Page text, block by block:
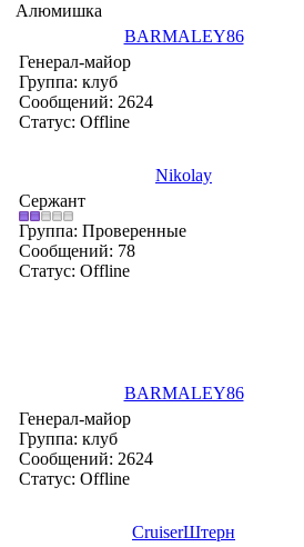
Алюмишка
BARMALEY86
Генерал-майор
Группа: клуб
Сообщений: 2624
Статус: Offline
Nikolay
Сержант
Группа: Проверенные
Сообщений: 78
Статус: Offline
BARMALEY86
Генерал-майор
Группа: клуб
Сообщений: 2624
Статус: Offline
СruiserШтерн